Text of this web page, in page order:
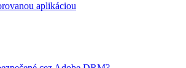
aplikáciou